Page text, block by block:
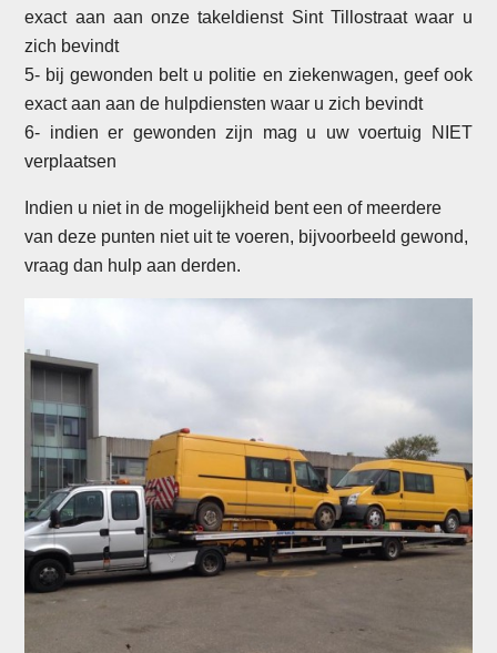
exact aan aan onze takeldienst Sint Tillostraat waar u
zich bevindt
5- bij gewonden belt u politie en ziekenwagen, geef ook
exact aan aan de hulpdiensten waar u zich bevindt
6- indien er gewonden zijn mag u uw voertuig NIET
verplaatsen
Indien u niet in de mogelijkheid bent een of meerdere
van deze punten niet uit te voeren, bijvoorbeeld gewond,
vraag dan hulp aan derden.